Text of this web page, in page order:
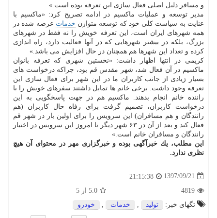
و مسافر دلیل اصلی فعال سازی این تعرفه بوده است.»
مدیر توسعه و عملیات ماكسیم در ادامه تصریح كرد: «ماكسیم با
عنایت به سیاست كلی خود كه توسعه متوازن خدمات عرضه شده در
همه شهرهای ایران است، این تعرفه خویش را نه فقط در شهرهای
بزرگ، بلكه در بیشتر شهرهایی كه در آنها فعالیت دارد، راه اندازی
كرده و تعداد این شهرها هم همچنان در حال افزایش می باشد.»
كریمی در انتها اظهار داشت: «نخستین شهری كه تعرفه بانوان
ماكسیم در آن فعال شد، شهر مقدس قم بود، چراكه درخواست های
بسیار زیادی از جانب كاربران ما در این شهر برای فعال سازی این
تعرفه وجود داشت. برخی خانم ها تمایل داشتند سفرهای خویش را با
راننده خانم انجام بدهند. ماكسیم هم در جهت پاسخگویی به این
درخواست كاربران، تصمیم گرفت برای رفاه حال كاربران (هم
رانندگان و هم مسافران) این سرویس را برای اولین بار در شهر قم
فعال كند و بعد از آن در ۶۳ شهر دیگر تا امروز این سرویس در اختیار
رانندگان و مسافران خانم است.»
این مطلب، یك خبرآگهی بوده و خبرگزاری مهر در محتوای آن هیچ
نظری ندارد.
1397/09/21
21:15:38
4819
5.0 از 5
تگهای خبر:
تولید خدمات خودرو